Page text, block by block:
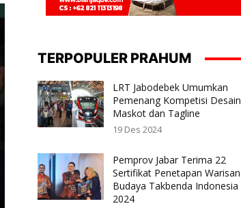
TERPOPULER PRAHUM
LRT Jabodebek Umumkan
Pemenang Kompetisi Desain
Maskot dan Tagline
19 Des 2024
Pemprov Jabar Terima 22
Sertifikat Penetapan Warisan
Budaya Takbenda Indonesia
2024